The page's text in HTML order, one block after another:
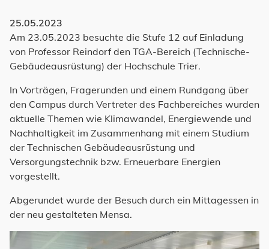
25.05.2023
Am 23.05.2023 besuchte die Stufe 12 auf Einladung
von Professor Reindorf den TGA-Bereich (Technische-
Gebäudeausrüstung) der Hochschule Trier.
In Vorträgen, Fragerunden und einem Rundgang über
den Campus durch Vertreter des Fachbereiches wurden
aktuelle Themen wie Klimawandel, Energiewende und
Nachhaltigkeit im Zusammenhang mit einem Studium
der Technischen Gebäudeausrüstung und
Versorgungstechnik bzw. Erneuerbare Energien
vorgestellt.
Abgerundet wurde der Besuch durch ein Mittagessen in
der neu gestalteten Mensa.